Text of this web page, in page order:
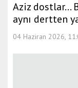
Aziz dostlar…
aynı dertten
04 Haziran 2026,